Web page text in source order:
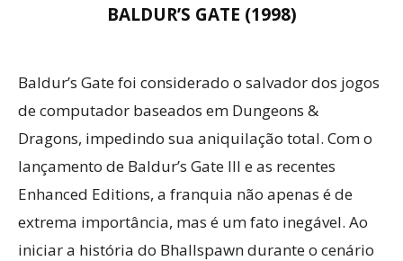
BALDUR’S GATE (1998)
Baldur’s Gate foi considerado o salvador dos jogos
de computador baseados em Dungeons &
Dragons, impedindo sua aniquilação total. Com o
lançamento de Baldur’s Gate III e as recentes
Enhanced Editions, a franquia não apenas é de
extrema importância, mas é um fato inegável. Ao
iniciar a história do Bhallspawn durante o cenário